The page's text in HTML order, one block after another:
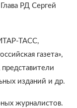
РД Сергей
ТАСС,
газета»,
изданий и др.
журналистов.